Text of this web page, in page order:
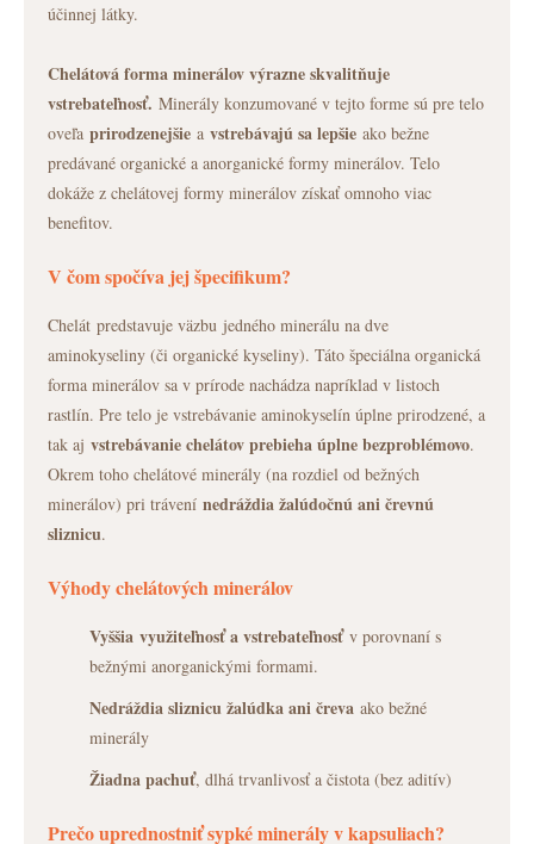
účinnej látky.
Chelátová forma minerálov výrazne skvalitňuje
vstrebateľnosť. Minerály konzumované v tejto forme sú pre telo
oveľa prirodzenejšie a vstrebávajú sa lepšie ako bežne
predávané organické a anorganické formy minerálov. Telo
dokáže z chelátovej formy minerálov získať omnoho viac
benefitov.
V čom spočíva jej špecifikum?
Chelát predstavuje väzbu jedného minerálu na dve
aminokyseliny (či organické kyseliny). Táto špeciálna organická
forma minerálov sa v prírode nachádza napríklad v listoch
rastlín. Pre telo je vstrebávanie aminokyselín úplne prirodzené, a
tak aj vstrebávanie chelátov prebieha úplne bezproblémovo.
Okrem toho chelátové minerály (na rozdiel od bežných
minerálov) pri trávení nedráždia žalúdočnú ani črevnú
sliznicu.
Výhody chelátových minerálov
Vyššia využiteľnosť a vstrebateľnosť v porovnaní s
bežnými anorganickými formami.
Nedráždia sliznicu žalúdka ani čreva ako bežné
minerály
Žiadna pachuť, dlhá trvanlivosť a čistota (bez aditív)
Prečo uprednostniť sypké minerály v kapsuliach?